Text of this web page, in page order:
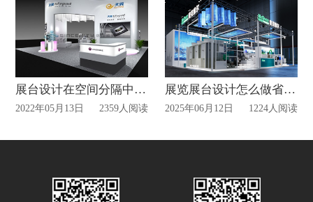
展台设计在空间分隔中有哪些作用？
2022年05月13日 2359人阅读
展览展台设计怎么做省钱？
2025年06月12日 1224人阅读